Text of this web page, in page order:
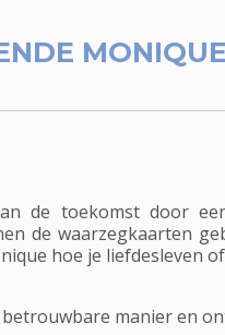
MONIQUE
de toekomst door
de waarzegkaarten
hoe je liefdesleven
manier en